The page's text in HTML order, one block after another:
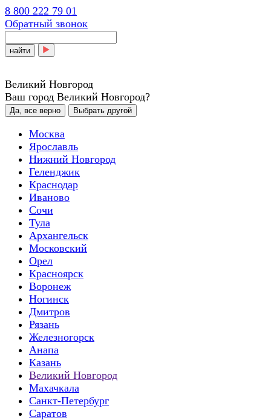
8 800 222 79 01
Обратный звонок
найти
Великий Новгород
Ваш город Великий Новгород?
Да, все верно Выбрать другой
Москва
Ярославль
Нижний Новгород
Геленджик
Краснодар
Иваново
Сочи
Тула
Архангельск
Московский
Орел
Красноярск
Воронеж
Ногинск
Дмитров
Рязань
Железногорск
Анапа
Казань
Великий Новгород
Махачкала
Санкт-Петербург
Саратов